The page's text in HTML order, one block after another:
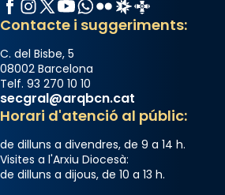
Contacte i suggeriments:
C. del Bisbe, 5
08002 Barcelona
Telf. 93 270 10 10
secgral@arqbcn.cat
Horari d'atenció al públic:
de dilluns a divendres, de 9 a 14 h.
Visites a l'Arxiu Diocesà:
de dilluns a dijous, de 10 a 13 h.